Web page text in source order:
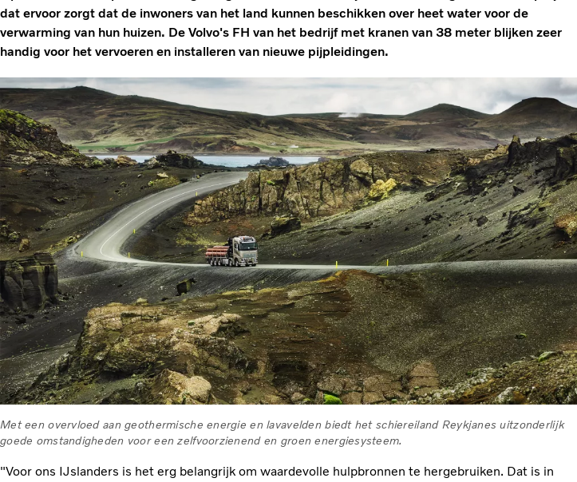
dat ervoor zorgt dat de inwoners van het land kunnen beschikken over heet water voor de
verwarming van hun huizen. De Volvo's FH van het bedrijf met kranen van 38 meter blijken zeer
handig voor het vervoeren en installeren van nieuwe pijpleidingen.
Met een overvloed aan geothermische energie en lavavelden biedt het schiereiland Reykjanes uitzonderlijk
goede omstandigheden voor een zelfvoorzienend en groen energiesysteem.
"Voor ons IJslanders is het erg belangrijk om waardevolle hulpbronnen te hergebruiken. Dat is in